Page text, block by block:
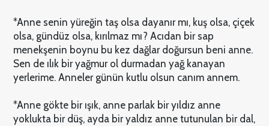
*Anne senin yüreğin taş olsa dayanır mı, kuş olsa, çiçek
olsa, gündüz olsa, kırılmaz mı? Acıdan bir sap
menekşenin boynu bu kez dağlar doğursun beni anne.
Sen de ılık bir yağmur ol durmadan yağ kanayan
yerlerime. Anneler günün kutlu olsun canım annem.
*Anne gökte bir ışık, anne parlak bir yıldız anne
yoklukta bir düş, ayda bir yaldız anne tutunulan bir dal,